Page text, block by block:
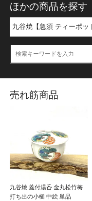
ほかの商品を探す
売れ筋商品
九谷焼 蓋付湯呑 金丸松竹梅
打ち出の小槌 中絵 単品